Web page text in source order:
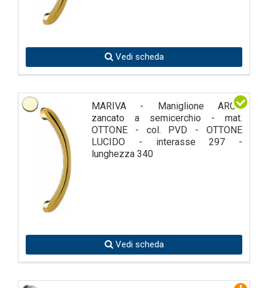
Vedi scheda
MARIVA - Maniglione ARCO
zancato a semicerchio - mat.
OTTONE - col. PVD - OTTONE
LUCIDO - interasse 297 -
lunghezza 340
Vedi scheda